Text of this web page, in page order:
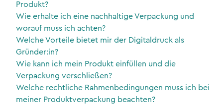
Produkt?
Wie erhalte ich eine nachhaltige Verpackung und
worauf muss ich achten?
Welche Vorteile bietet mir der Digitaldruck als
Gründer:in?
Wie kann ich mein Produkt einfüllen und die
Verpackung verschließen?
Welche rechtliche Rahmenbedingungen muss ich bei
meiner Produktverpackung beachten?